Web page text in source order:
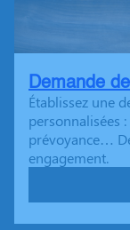
Demande
Établissez une
personnalisées
prévoyance…
engagement.